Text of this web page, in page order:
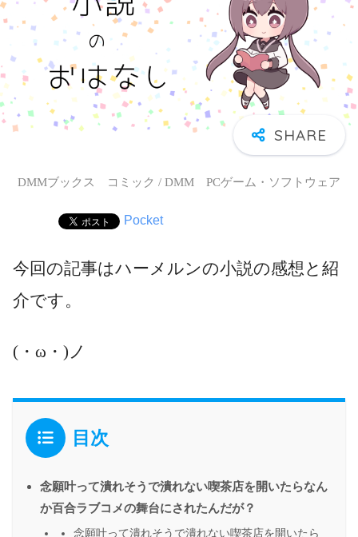
DMMブックス コミック / DMM PCゲーム・ソフトウェア
Pocket
今回の記事はハーメルンの小説の感想と紹
介です。
(・ω・)ノ
目次
念願叶って潰れそうで潰れない喫茶店を開いたらなん
か百合ラブコメの舞台にされたんだが？
念願叶って潰れそうで潰れない喫茶店を開いたら